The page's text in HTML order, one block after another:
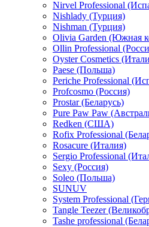
Nirvel Professional
Nishlady (Турция)
Nishman (Турция)
Olivia Garden (Южная
Ollin Professional
Oyster Cosmetics
Paese (Польша)
Periche Professional
Profcosmo (Россия)
Prostar (Беларусь)
Pure Paw Paw
Redken (США)
Rofix Professional
Rosacure (Италия)
Sergio Professional
Sexy (Россия)
Soleo (Польша)
SUNUV
System Professional
Tangle Teezer
Tashe professional